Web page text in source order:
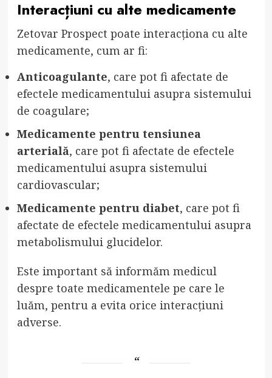
Interacțiuni cu alte medicamente
Zetovar Prospect poate interacționa cu alte
medicamente, cum ar fi:
Anticoagulante, care pot fi afectate de
efectele medicamentului asupra sistemului
de coagulare;
Medicamente pentru tensiunea
arterială, care pot fi afectate de efectele
medicamentului asupra sistemului
cardiovascular;
Medicamente pentru diabet, care pot fi
afectate de efectele medicamentului asupra
metabolismului glucidelor.
Este important să informăm medicul
despre toate medicamentele pe care le
luăm, pentru a evita orice interacțiuni
adverse.